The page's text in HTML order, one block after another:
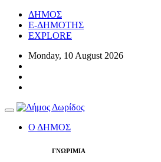
ΔΗΜΟΣ
E-ΔΗΜΟΤΗΣ
EXPLORE
Monday, 10 August 2026
Toggle
navigationΟ ΔΗΜΟΣ
ΓΝΩΡΙΜΙΑ